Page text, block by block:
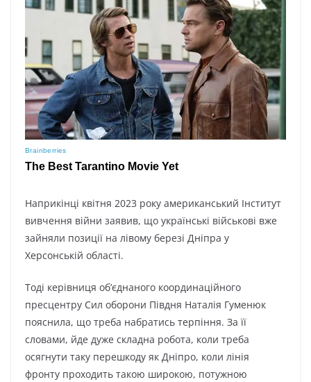
Наприкінці квітня 2023 року американський Інститут
вивчення війни заявив, що українські військові вже
зайняли позиції на лівому березі Дніпра у
Херсонській області.
Тоді керівниця об’єднаного координаційного
пресцентру Сил оборони Півдня Наталія Гуменюк
пояснила, що треба набратись терпіння. За її
словами, йде дуже складна робота, коли треба
осягнути таку перешкоду як Дніпро, коли лінія
фронту проходить такою широкою, потужною